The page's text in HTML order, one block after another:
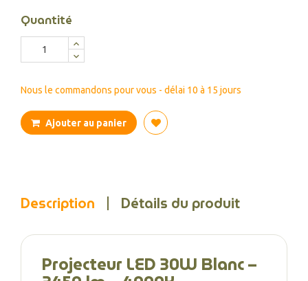
Quantité
Nous le commandons pour vous - délai 10 à 15 jours
Ajouter au panier
Description Détails du produit
Projecteur LED 30W Blanc –